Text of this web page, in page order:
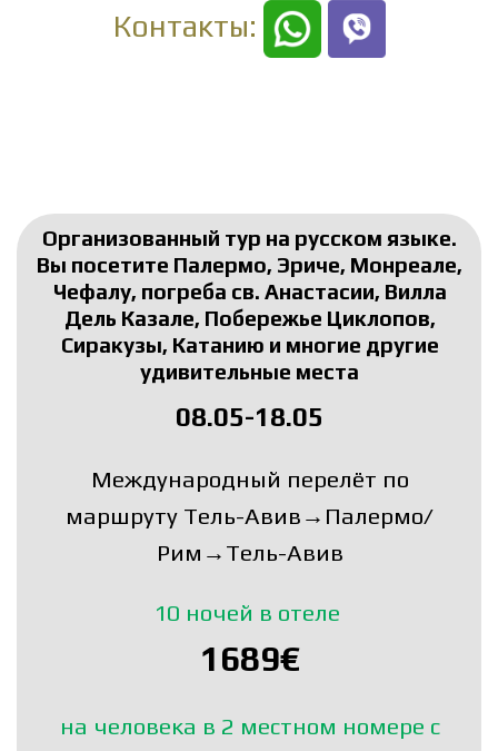
Контакты:
Организованный тур на русском языке.
Вы посетите Палермо, Эриче, Монреале,
Чефалу, погреба св. Анастасии, Вилла
Дель Казале, Побережье Циклопов,
Сиракузы, Катанию и многие другие
удивительные места
08.05-18.05
Международный перелёт по
маршруту Тель-Авив→Палермо/
Рим→Тель-Авив
10 ночей в отеле
1689€
на человека в 2 местном номере с